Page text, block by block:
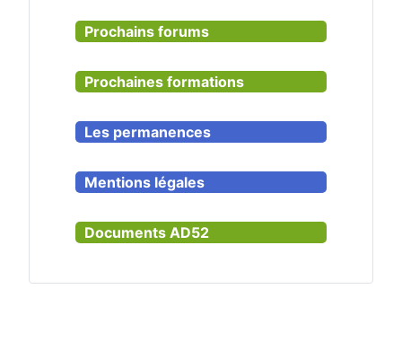
Prochains forums
Prochaines formations
Les permanences
Mentions légales
Documents AD52